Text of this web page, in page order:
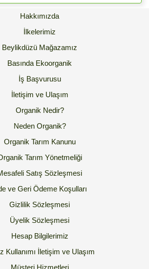
Hakkımızda
İlkelerimiz
Beylikdüzü Mağazamız
Basında Ekoorganik
İş Başvurusu
İletişim ve Ulaşım
Organik Nedir?
Neden Organik?
Organik Tarım Kanunu
Tarım Yönetmeliği
Satış Sözleşmesi
ve Geri Ödeme Koşulları
Gizlilik Sözleşmesi
Üyelik Sözleşmesi
Hesap Bilgilerimiz
Kullanımı İletişim ve Ulaşım